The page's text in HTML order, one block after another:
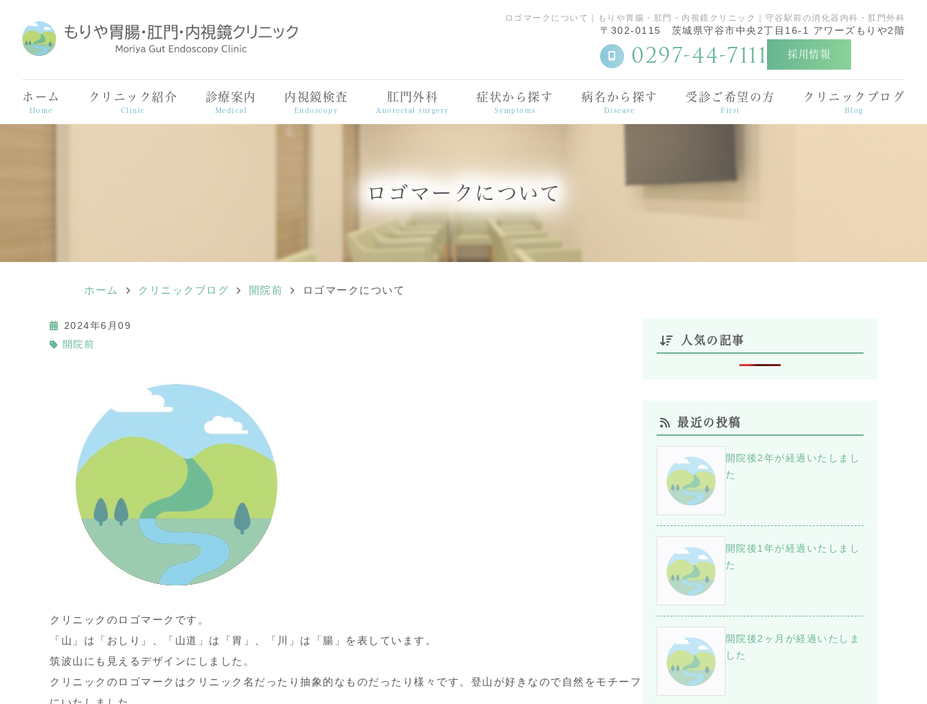
ロゴマークについて｜もりや胃腸・肛門・内視鏡クリニック｜守谷駅前の消化器内科・肛門外科
〒302-0115 茨城県守谷市中央2丁目16-1 アワーズもりや2階
0297-44-7111 採用情報
ホーム
Home
クリニック紹介
Clinic
診療案内
Medical
内視鏡検査
Endoscopy
肛門外科
Anorectal surgery
症状から探す
Symptoms
病名から探す
Disease
受診ご希望の方
First
クリニックブログ
Blog
ロゴマークについて
ホーム クリニックブログ 開院前 ロゴマークについて
2024年6月09
開院前
クリニックのロゴマークです。
「山」は「おしり」、「山道」は「胃」、「川」は「腸」を表しています。
筑波山にも見えるデザインにしました。
クリニックのロゴマークはクリニック名だったり抽象的なものだったり様々です。登山が好きなので自然をモチーフ
人気の記事
最近の投稿
開院後2年が経過いたしまし
た
開院後1年が経過いたしまし
た
開院後2ヶ月が経過いたしま
した